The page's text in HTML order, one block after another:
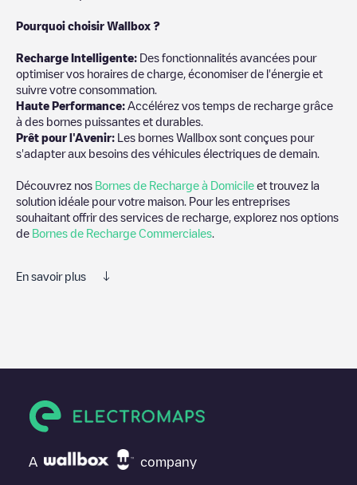
Pourquoi choisir Wallbox ?
Recharge Intelligente: Des fonctionnalités avancées pour
optimiser vos horaires de charge, économiser de l'énergie et
suivre votre consommation.
Haute Performance: Accélérez vos temps de recharge grâce
à des bornes puissantes et durables.
Prêt pour l'Avenir: Les bornes Wallbox sont conçues pour
s'adapter aux besoins des véhicules électriques de demain.
Découvrez nos Bornes de Recharge à Domicile et trouvez la
solution idéale pour votre maison. Pour les entreprises
souhaitant offrir des services de recharge, explorez nos options
de Bornes de Recharge Commerciales
En savoir plus
charge et fournissent des informations utiles pour créer la
meilleure expérience possible pour les conducteurs de véhicules
Les avis des conducteurs de véhicules électriques sont très
A company